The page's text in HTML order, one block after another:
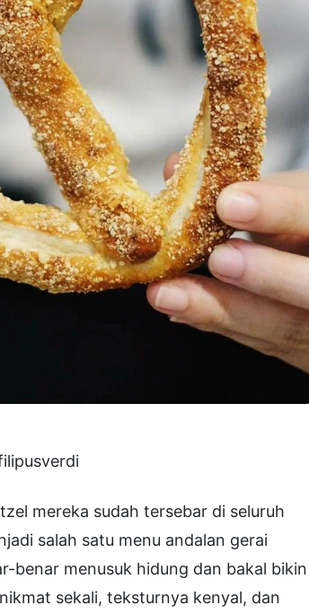
mereka sudah tersebar di seluruh
salah satu menu andalan gerai
benar menusuk hidung dan bakal bikin
sekali, teksturnya kenyal, dan